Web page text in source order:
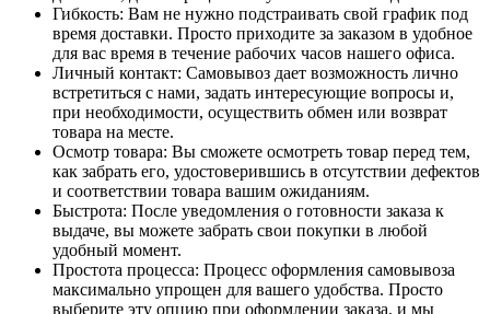
Гибкость: Вам не нужно подстраивать свой график под
время доставки. Просто приходите за заказом в удобное
для вас время в течение рабочих часов нашего офиса.
Личный контакт: Самовывоз дает возможность лично
встретиться с нами, задать интересующие вопросы и,
при необходимости, осуществить обмен или возврат
товара на месте.
Осмотр товара: Вы сможете осмотреть товар перед тем,
как забрать его, удостоверившись в отсутствии дефектов
и соответствии товара вашим ожиданиям.
Быстрота: После уведомления о готовности заказа к
выдаче, вы можете забрать свои покупки в любой
удобный момент.
Простота процесса: Процесс оформления самовывоза
максимально упрощен для вашего удобства. Просто
выберите эту опцию при оформлении заказа, и мы